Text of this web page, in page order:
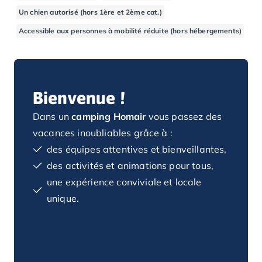
Camping Basse-Normandie
Camping Calvados
Camping Ouistreham
Camping Manche
Camping Mont Saint Michel
Camping Bretagne
Camping Côtes d'Armor
Camping Erquy
Camping Saint-Cast-le-Guildo
Camping Finistère
Un chien autorisé (hors 1ère et 2ème cat.)
Accessible aux personnes à mobilité réduite (hors hébergements)
Bienvenue !
Dans uncamping Homairvous passez des
vacances inoubliables grâce à :
des équipes attentives et bienveillantes,
des activités et animations pour tous,
une expérience conviviale et locale
unique.